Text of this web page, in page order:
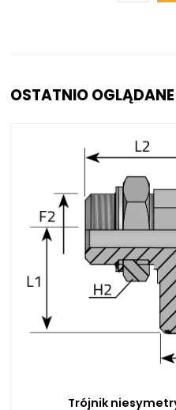
OSTATNIO OGLĄDANE
Trójnik